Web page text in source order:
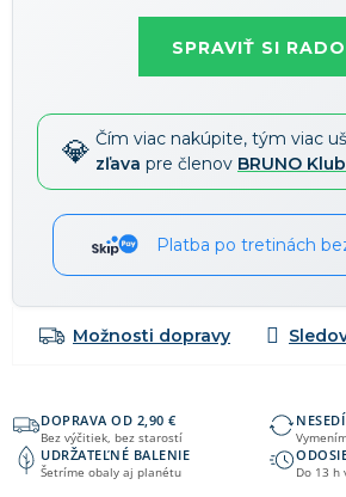
SPRAVIŤ SI
Čím viac nakúpite, tým viac
zľava pre členov BRUNO
Platba po tretinách
Možnosti dopravy
DOPRAVA OD 2,90 €
Bez výčitiek, bez starostí
UDRŽATEĽNÉ BALENIE
Šetríme obaly aj planétu Do 13 h